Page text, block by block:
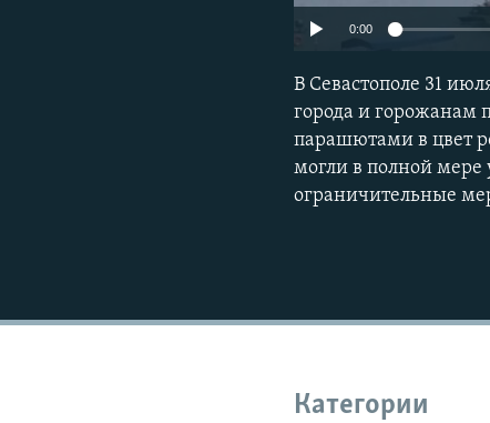
0:00
В Севастополе 31
города и горожанам
парашютами в цвет
могли в полной мере
ограничительные
Категории